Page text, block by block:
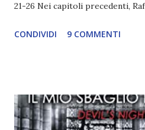
21-26 Nei capitoli precedenti,
incontrano e Hesediel mostra
angelo puro, Elemiah. Ma, a
l'angelo non ha intenzione di
CONDIVIDI 9 COMMENTI